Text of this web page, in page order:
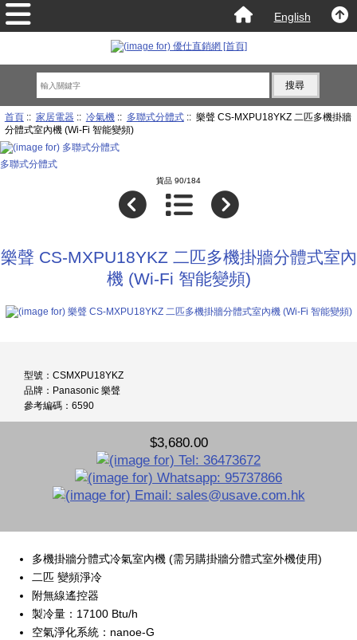
English
首頁:: 家居電器:: 冷氣機:: 多聯式分體式:: 樂聲 CS-MXPU18YKZ 二匹多機掛牆
分體式室內機 (Wi-Fi 智能變頻)
多聯式分體式
貨品 90/184
樂聲 CS-MXPU18YKZ 二匹多機掛牆分體式室內
機 (Wi-Fi 智能變頻)
型號：CSMXPU18YKZ
品牌：Panasonic 樂聲
參考編碼：6590
$3,680.00
多機掛牆分體式冷氣室內機 (需另購掛牆分體式室外機使用)
二匹 變頻淨冷
附無線遙控器
製冷量：17100 Btu/h
空氣淨化系統：nanoe-G